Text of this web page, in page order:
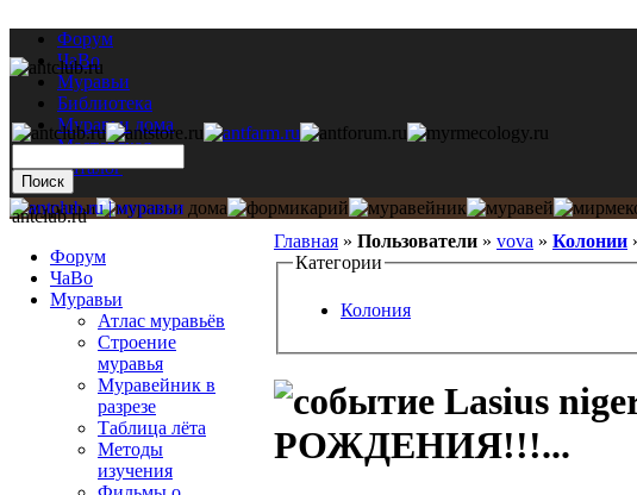
Форум
ЧаВо
Муравьи
Библиотека
Муравьи дома
Мастерская
Каталог
Главная » Пользователи » vova » Колонии
Категории
Колония
Lasius
РОЖДЕНИЯ!!!...
antclub.ru
Форум
ЧаВо
Муравьи
Атлас муравьёв
Строение
муравья
Муравейник в
разрезе
Таблица лёта
Методы
изучения